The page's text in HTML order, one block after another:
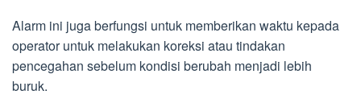
Alarm ini juga berfungsi untuk memberikan waktu kepada
operator untuk melakukan koreksi atau tindakan
pencegahan sebelum kondisi berubah menjadi lebih
buruk.